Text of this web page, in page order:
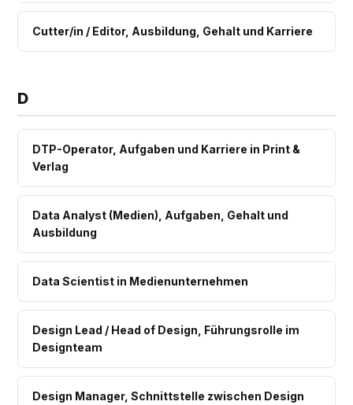
Cutter/in / Editor, Ausbildung, Gehalt und Karriere
D
DTP-Operator, Aufgaben und Karriere in Print &
Verlag
Data Analyst (Medien), Aufgaben, Gehalt und
Ausbildung
Data Scientist in Medienunternehmen
Design Lead / Head of Design, Führungsrolle im
Designteam
Design Manager, Schnittstelle zwischen Design